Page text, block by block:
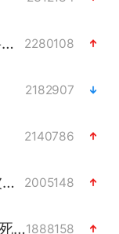
WTT横滨冠军赛国乒女单三将晋级四强 2280108
2182907
2140786
西湖突现狂风暴雨 游客瞬间被浇透 2005148
情侣在平潭拍日出时坠崖致一死一伤1888158